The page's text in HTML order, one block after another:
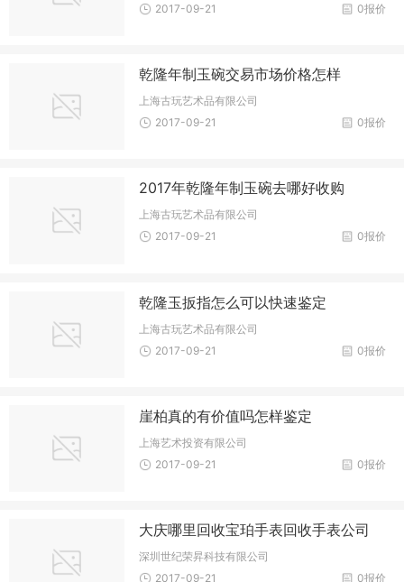
0报价
2017-09-21
乾隆年制玉碗交易市场价格怎样
上海古玩艺术品有限公司
0报价
2017-09-21
2017年乾隆年制玉碗去哪好收购
上海古玩艺术品有限公司
0报价
2017-09-21
乾隆玉扳指怎么可以快速鉴定
上海古玩艺术品有限公司
0报价
2017-09-21
崖柏真的有价值吗怎样鉴定
上海艺术投资有限公司
0报价
2017-09-21
大庆哪里回收宝珀手表回收手表公司
深圳世纪荣昇科技有限公司
0报价
2017-09-21